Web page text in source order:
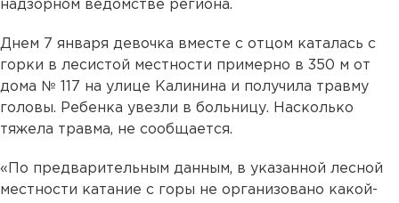
надзорном ведомстве региона.
Днем 7 января девочка вместе с отцом каталась с
горки в лесистой местности примерно в 350 м от
дома № 117 на улице Калинина и получила травму
головы. Ребенка увезли в больницу. Насколько
тяжела травма, не сообщается.
«По предварительным данным, в указанной лесной
местности катание с горы не организовано какой-